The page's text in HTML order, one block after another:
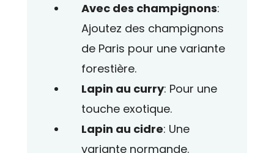
Avec des champignons:
Ajoutez des champignons
de Paris pour une variante
forestière.
Lapin au curry: Pour une
touche exotique.
Lapin au cidre: Une
variante normande.